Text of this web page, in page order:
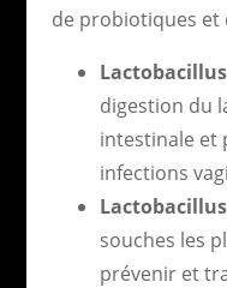
de probiotiques et
digestion du
intestinale et
infections
souches les
prévenir et